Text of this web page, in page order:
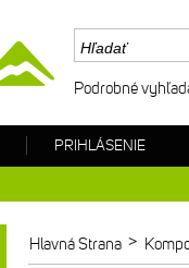
Hlavná Strana >
Podrobné
PRIHLÁSENIE